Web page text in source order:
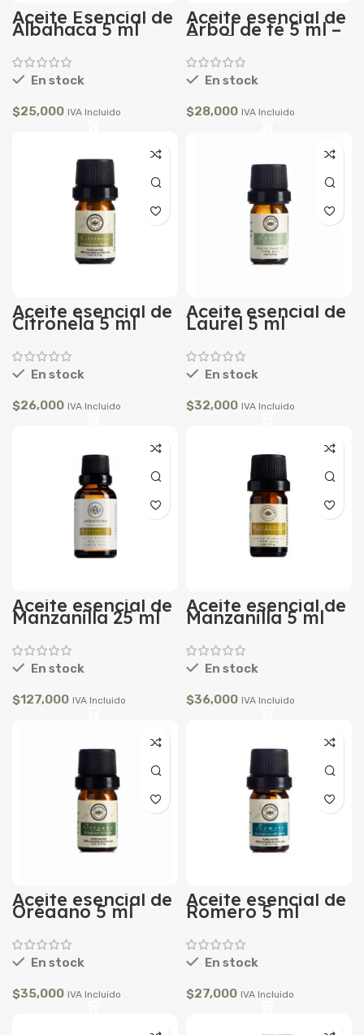
Aceite Esencial de
Albahaca 5 ml
En stock
$25,000 IVA Incluido
Aceite esencial de
Árbol de té 5 ml –
Tea Tree
En stock
$28,000 IVA Incluido
Aceite esencial de
Citronela 5 ml
En stock
$26,000 IVA Incluido
Aceite esencial de
Laurel 5 ml
En stock
$32,000 IVA Incluido
Aceite esencial de
Manzanilla 25 ml
En stock
$127,000 IVA Incluido
Aceite esencial de
Manzanilla 5 ml
En stock
$36,000 IVA Incluido
Aceite esencial de
Orégano 5 ml
En stock
$35,000 IVA Incluido
Aceite esencial de
Romero 5 ml
En stock
$27,000 IVA Incluido